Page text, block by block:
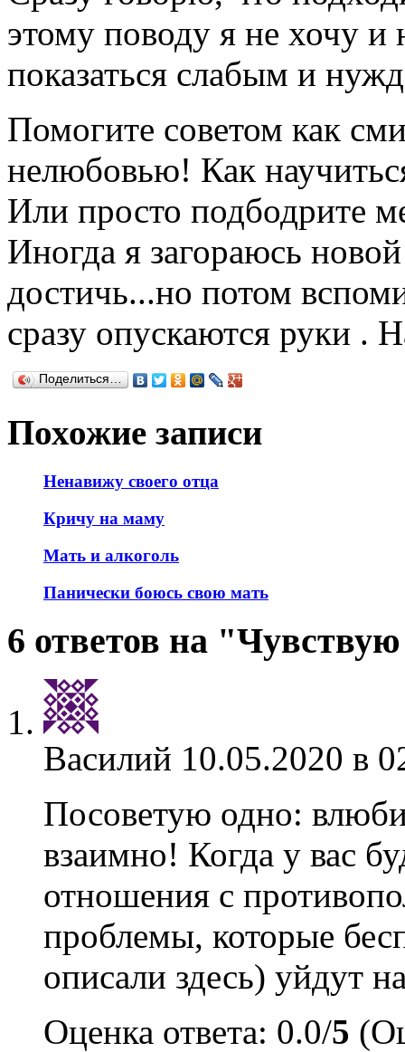
этому поводу я не хочу и
показаться слабым и
Помогите советом как
нелюбовью! Как
Или просто подбодрите
Иногда я загораюсь
достичь...но потом
сразу опускаются руки .
Поделиться…
Похожие записи
Ненавижу своего отца
Кричу на маму
Мать и алкоголь
Панически боюсь свою мать
6 ответов на
Василий 10.05.2020 в
Посоветую одно:
взаимно! Когда у вас
отношения с
проблемы, которые
описали здесь) уйдут
Оценка ответа: 0.0/5